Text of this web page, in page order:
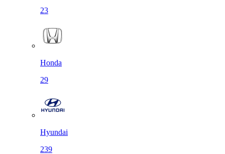
23
Honda
29
Hyundai
239